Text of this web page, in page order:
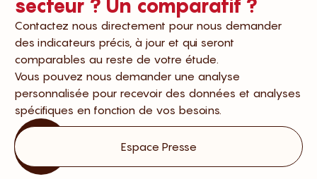
secteur ? Un comparatif ?
Contactez nous directement pour nous demander
des indicateurs précis, à jour et qui seront
comparables au reste de votre étude.
Vous pouvez nous demander une analyse
personnalisée pour recevoir des données et analyses
spécifiques en fonction de vos besoins.
contacter
Espace Presse